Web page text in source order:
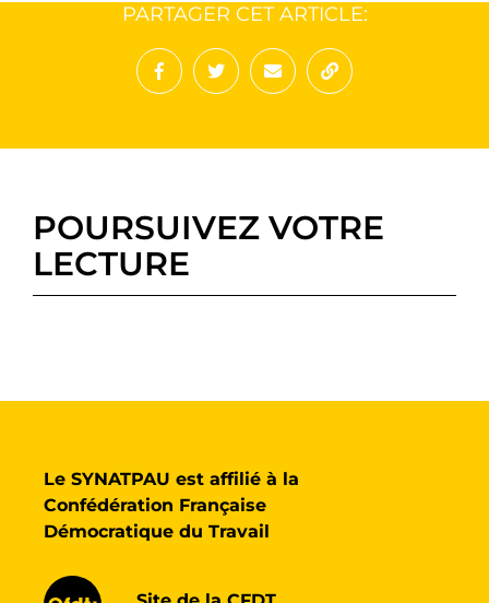
PARTAGER CET ARTICLE:
POURSUIVEZ VOTRE
LECTURE
Le SYNATPAU est affilié à la
Confédération Française
Démocratique du Travail